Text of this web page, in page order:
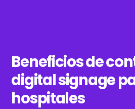
Beneficios de
digital signage
hospitales